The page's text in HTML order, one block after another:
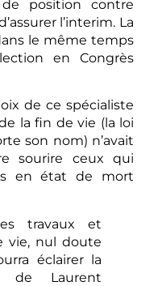
position contre
l’interim. La
le même temps
en Congrès
de ce spécialiste
la fin de vie (la loi
son nom) n’avait
sourire ceux qui
en état de mort
travaux et
vie, nul doute
éclairer la
de Laurent